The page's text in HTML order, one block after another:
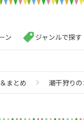
ン ジャンルで探す
まとめ 潮干狩り